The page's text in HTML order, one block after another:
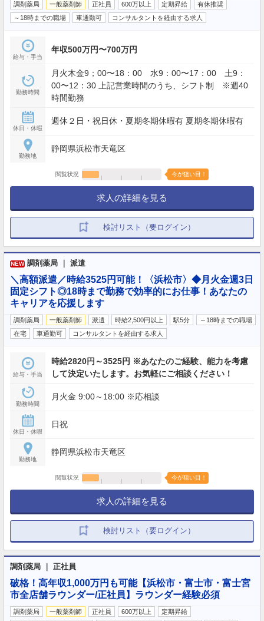
調剤薬局 一般薬剤師 正社員 600万以上 定期昇給
有休推奨
～18時までの職場
車通勤可 コンサルタントを経由する求人
給与・手当
年収500万円〜700万円
勤務時間
月火木金9；00〜18：00 水9：00〜17：00 土9：
00〜12：30 上記営業時間のうち、シフト制 ※週40
時間勤務
休日・休暇
週休２日・祝日休・夏期冬期休暇有 夏期冬期休暇有
勤務地
静岡県浜松市天竜区
閲覧状況 今が狙い目！
求人の詳細を見る
検討リスト（要ログイン）
NEW 調剤薬局 ｜ 派遣
＼高額派遣／時給3525円可能！〈浜松市〉◆月火金週3日
固定シフト◎18時まで勤務で効率的にお仕事！あなたの
キャリアを応援します
調剤薬局 一般薬剤師 派遣 時給2,500円以上 駅5分
～18時までの職場
在宅
車通勤可 コンサルタントを経由する求人
給与・手当
時給2820円～3525円 ※あなたのご経験、能力を考慮
して決定いたします。お気軽にご相談ください！
勤務時間
月火金 9:00～18:00 ※応相談
休日・休暇
日祝
勤務地
静岡県浜松市天竜区
閲覧状況 今が狙い目！
求人の詳細を見る
検討リスト（要ログイン）
調剤薬局 ｜ 正社員
破格！高年収1,000万円も可能【浜松市・富士市・富士宮
市全店舗ラウンダー/正社員】ラウンダー経験必須
調剤薬局 一般薬剤師 正社員 600万以上
定期昇給